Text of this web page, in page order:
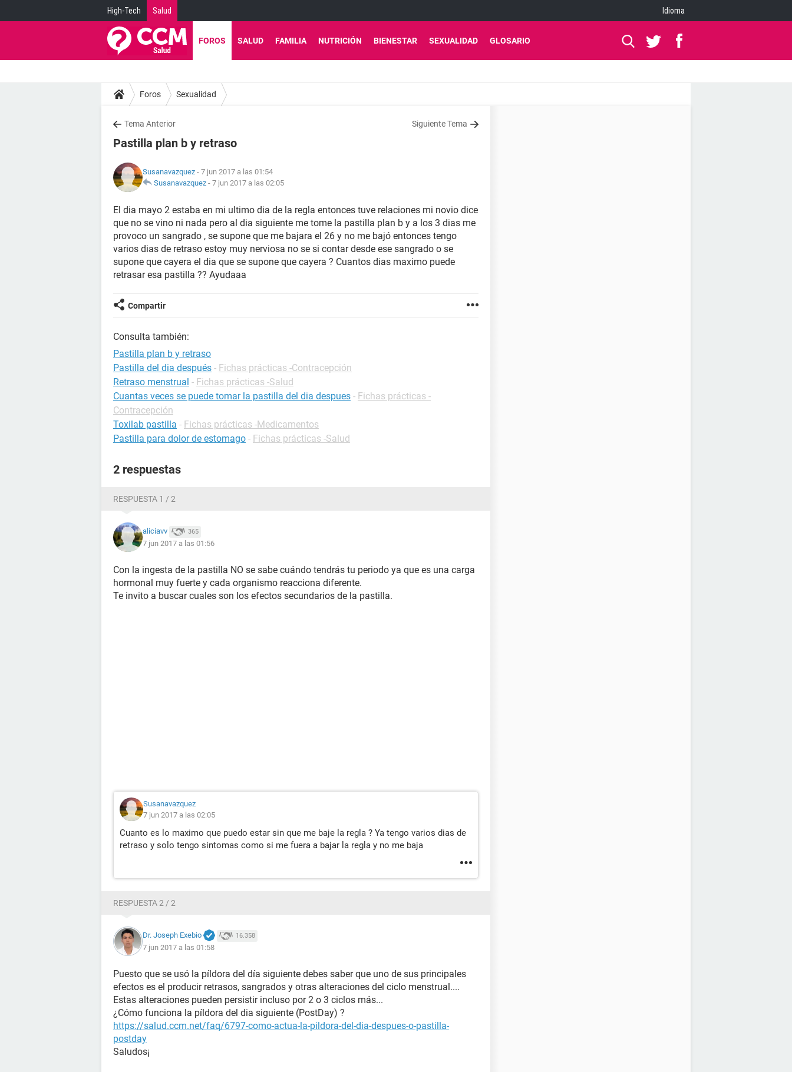
High-Tech Salud Idioma
FOROS SALUD FAMILIA NUTRICIÓN BIENESTAR SEXUALIDAD GLOSARIO
Foros Sexualidad
Tema Anterior Siguiente Tema
Pastilla plan b y retraso
Susanavazquez - 7 jun 2017 a las 01:54
Susanavazquez - 7 jun 2017 a las 02:05
El dia mayo 2 estaba en mi ultimo dia de la regla entonces tuve relaciones mi novio dice
que no se vino ni nada pero al dia siguiente me tome la pastilla plan b y a los 3 dias me
provoco un sangrado , se supone que me bajara el 26 y no me bajó entonces tengo
varios dias de retraso estoy muy nerviosa no se si contar desde ese sangrado o se
supone que cayera el dia que se supone que cayera ? Cuantos dias maximo puede
retrasar esa pastilla ?? Ayudaaa
Compartir
Consulta también:
Pastilla plan b y retraso
Pastilla del dia después - Fichas prácticas -Contracepción
Retraso menstrual - Fichas prácticas -Salud
Cuantas veces se puede tomar la pastilla del dia despues - Fichas prácticas -
Contracepción
Toxilab pastilla - Fichas prácticas -Medicamentos
Pastilla para dolor de estomago - Fichas prácticas -Salud
2 respuestas
RESPUESTA 1 / 2
aliciavv 365
7 jun 2017 a las 01:56
Con la ingesta de la pastilla NO se sabe cuándo tendrás tu periodo ya que es una carga
hormonal muy fuerte y cada organismo reacciona diferente.
Te invito a buscar cuales son los efectos secundarios de la pastilla.
Susanavazquez
7 jun 2017 a las 02:05
Cuanto es lo maximo que puedo estar sin que me baje la regla ? Ya tengo varios dias de
retraso y solo tengo sintomas como si me fuera a bajar la regla y no me baja
RESPUESTA 2 / 2
Dr. Joseph Exebio 16.358
7 jun 2017 a las 01:58
Puesto que se usó la píldora del día siguiente debes saber que uno de sus principales
efectos es el producir retrasos, sangrados y otras alteraciones del ciclo menstrual....
Estas alteraciones pueden persistir incluso por 2 o 3 ciclos más...
¿Cómo funciona la píldora del dia siguiente (PostDay) ?
https://salud.ccm.net/faq/6797-como-actua-la-pildora-del-dia-despues-o-pastilla-
postday
Saludos¡